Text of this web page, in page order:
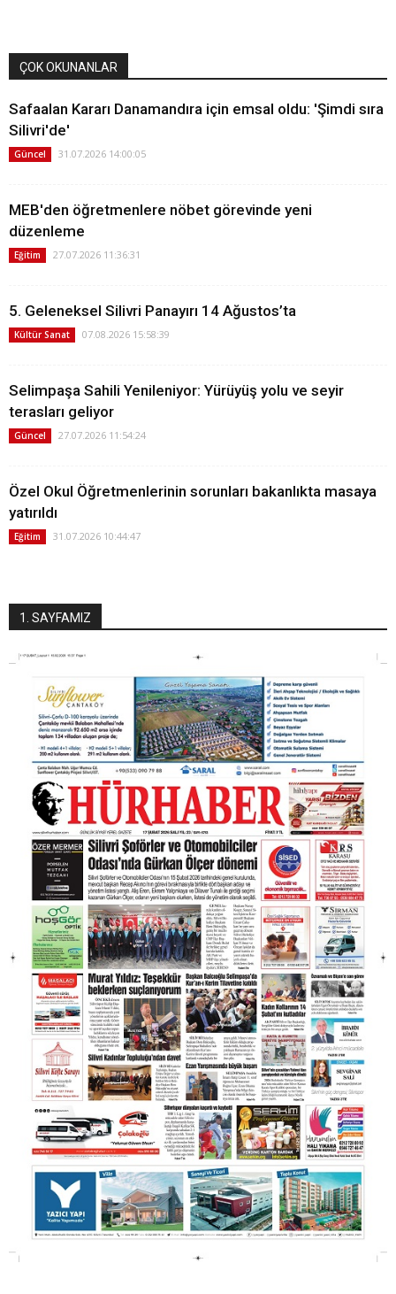
ÇOK OKUNANLAR
Safaalan Kararı Danamandıra için emsal oldu: 'Şimdi sıra
Silivri'de'
Güncel 31.07.2026 14:00:05
MEB'den öğretmenlere nöbet görevinde yeni
düzenleme
Eğitim 27.07.2026 11:36:31
5. Geleneksel Silivri Panayırı 14 Ağustos’ta
Kültür Sanat 07.08.2026 15:58:39
Selimpaşa Sahili Yenileniyor: Yürüyüş yolu ve seyir
terasları geliyor
Güncel 27.07.2026 11:54:24
Özel Okul Öğretmenlerinin sorunları bakanlıkta masaya
yatırıldı
Eğitim 31.07.2026 10:44:47
1. SAYFAMIZ